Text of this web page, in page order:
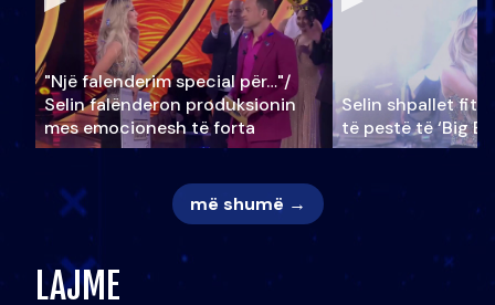
"Një falenderim special për…"/
Selin falënderon produksionin
mes emocionesh të forta
Selin shpallet
të pestë të ‘Big
më shumë →
LAJME